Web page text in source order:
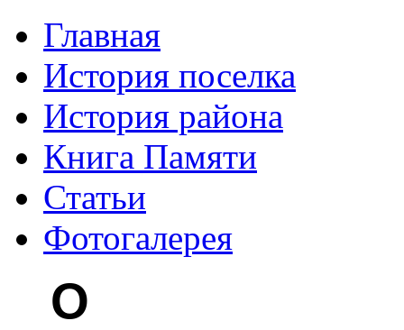
Главная
История поселка
История района
Книга Памяти
Статьи
Фотогалерея
О